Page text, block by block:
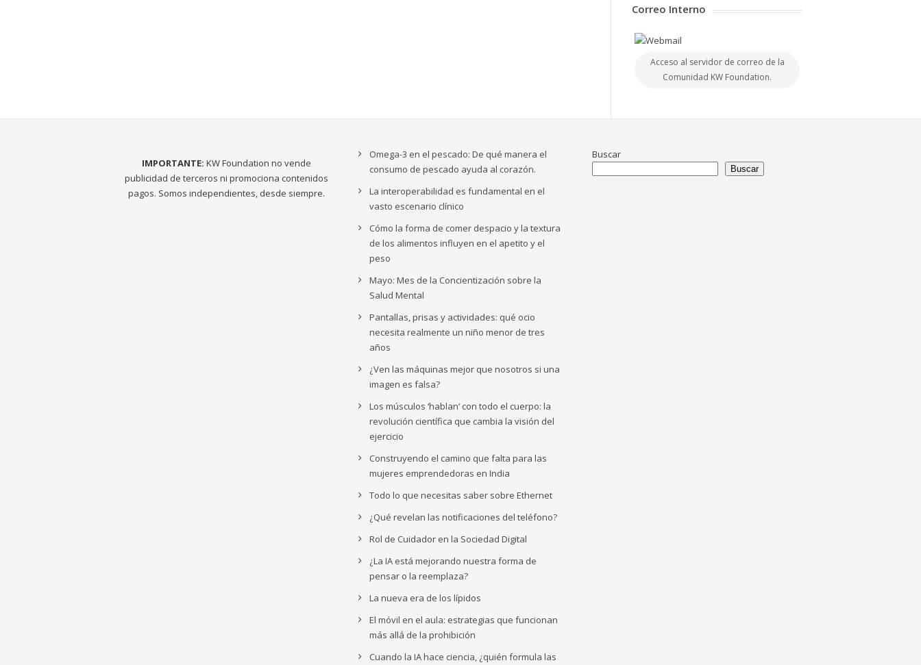
Correo Interno
Acceso al servidor de correo de la
Comunidad KW Foundation.
IMPORTANTE: KW Foundation no vende
publicidad de terceros ni promociona contenidos
pagos. Somos independientes, desde siempre.
Omega-3 en el pescado: De qué manera el
consumo de pescado ayuda al corazón.
La interoperabilidad es fundamental en el
vasto escenario clínico
Cómo la forma de comer despacio y la textura
de los alimentos influyen en el apetito y el
peso
Mayo: Mes de la Concientización sobre la
Salud Mental
Pantallas, prisas y actividades: qué ocio
necesita realmente un niño menor de tres
años
¿Ven las máquinas mejor que nosotros si una
imagen es falsa?
Los músculos ‘hablan’ con todo el cuerpo: la
revolución científica que cambia la visión del
ejercicio
Construyendo el camino que falta para las
mujeres emprendedoras en India
Todo lo que necesitas saber sobre Ethernet
¿Qué revelan las notificaciones del teléfono?
Rol de Cuidador en la Sociedad Digital
¿La IA está mejorando nuestra forma de
pensar o la reemplaza?
La nueva era de los lípidos
El móvil en el aula: estrategias que funcionan
más allá de la prohibición
Cuando la IA hace ciencia, ¿quién formula las
Buscar
Buscar